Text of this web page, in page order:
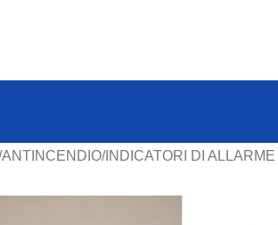
ANTINCENDIO INDICATORI DI ALLARME